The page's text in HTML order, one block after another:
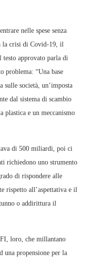
nelle spese senza
la crisi di Covid-19, il
approvato parla di
problema: “Una base
sulle società, un’imposta
dal sistema di scambio
plastica e un meccanismo
di 500 miliardi, poi ci
richiedono uno strumento
di rispondere alle
rispetto all’aspettativa e il
o addirittura il
loro, che millantano
una propensione per la